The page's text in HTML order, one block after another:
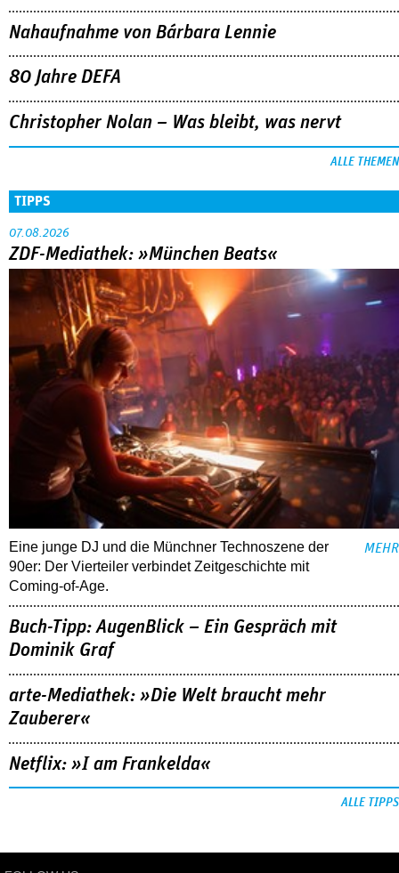
Nahaufnahme von Bárbara Lennie
80 Jahre DEFA
Christopher Nolan – Was bleibt, was nervt
ALLE THEMEN
TIPPS
07.08.2026
ZDF-Mediathek: »München Beats«
Eine junge DJ und die Münchner Technoszene der
90er: Der Vierteiler verbindet Zeitgeschichte mit
Coming-of-Age.
MEHR
Buch-Tipp: AugenBlick – Ein Gespräch mit
Dominik Graf
arte-Mediathek: »Die Welt braucht mehr
Zauberer«
Netflix: »I am Frankelda«
ALLE TIPPS